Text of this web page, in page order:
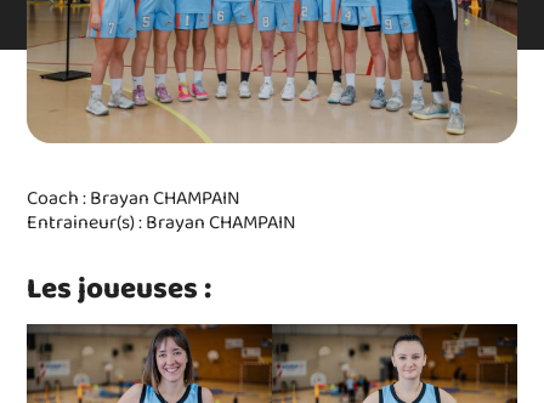
Coach : Brayan CHAMPAIN
Entraineur(s) : Brayan CHAMPAIN
Les joueuses :